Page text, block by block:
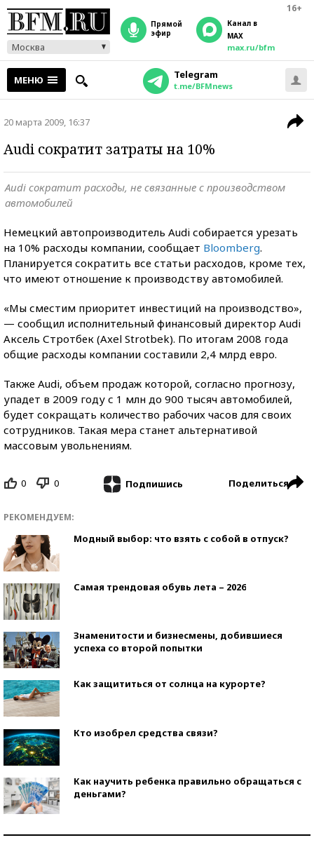
16+
Москва
прямой
эфир
Канал в
MAX
max.ru/bfm
МЕНЮ Telegram
t.me/BFMnews
20 марта 2009, 16:37
Audi сократит затраты на 10%
Audi сократит расходы, не связанные с производством
автомобилей
Немецкий автопроизводитель Audi собирается урезать
на 10% расходы компании, сообщает Bloomberg.
Планируется сократить все статьи расходов, кроме тех,
что имеют отношение к производству автомобилей.
«Мы сместим приоритет инвестиций на производство»,
— сообщил исполнительный финансовый директор Audi
Аксель Стротбек (Axel Strotbek). По итогам 2008 года
общие расходы компании составили 2,4 млрд евро.
Также Audi, объем продаж которой, согласно прогнозу,
упадет в 2009 году с 1 млн до 900 тысяч автомобилей,
будет сокращать количество рабочих часов для своих
сотрудников. Такая мера станет альтернативой
массовым увольнениям.
0 0 Подпишись Поделиться
РЕКОМЕНДУЕМ:
Модный выбор: что взять с собой в отпуск?
Самая трендовая обувь лета – 2026
Знаменитости и бизнесмены, добившиеся
успеха со второй попытки
Как защититься от солнца на курорте?
Кто изобрел средства связи?
Как научить ребенка правильно обращаться с
деньгами?